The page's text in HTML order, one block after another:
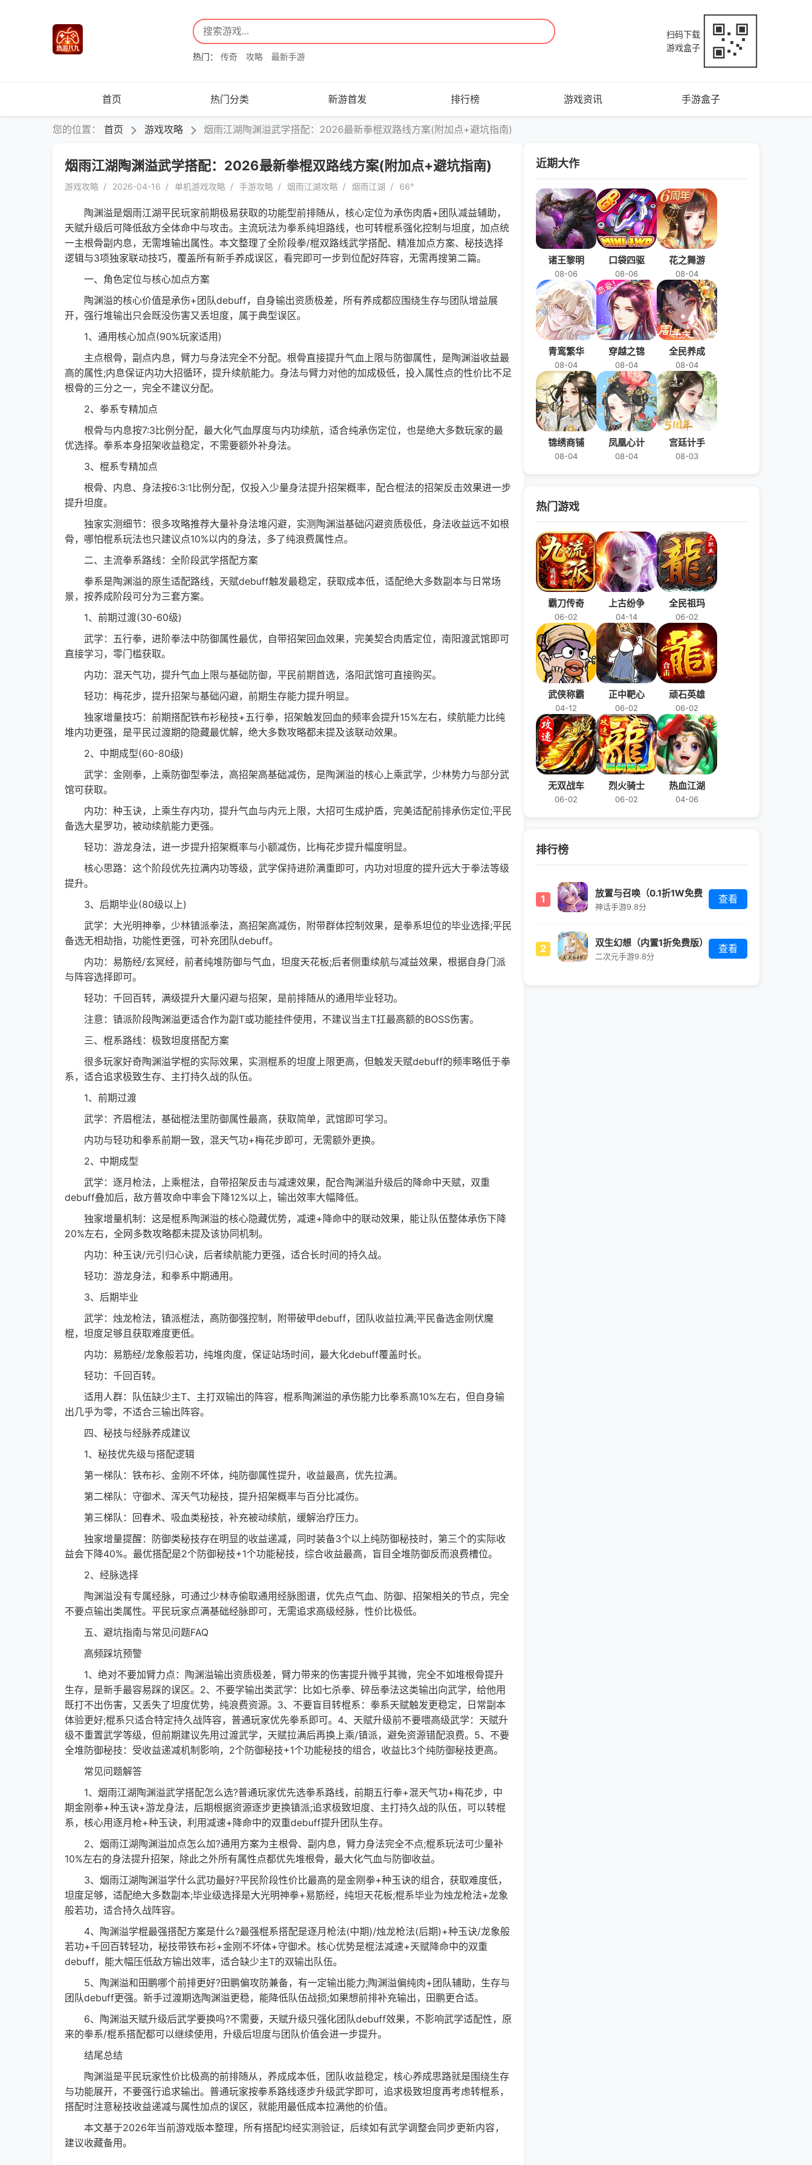
热门： 传奇 攻略 最新手游
扫码下载
游戏盒子
首页 热门分类 新游首发 排行榜 游戏资讯 手游盒子
您的位置： 首页 游戏攻略 烟雨江湖陶渊溢武学搭配：2026最新拳棍双路线方案(附加点+避坑指南)
烟雨江湖陶渊溢武学搭配：2026最新拳棍双路线方案(附加点+避坑指南)
游戏攻略 2026-04-16 单机游戏攻略 手游攻略 烟雨江湖攻略 烟雨江湖 66°
陶渊溢是烟雨江湖平民玩家前期极易获取的功能型前排随从，核心定位为承伤肉盾+团队减益辅助，
天赋升级后可降低敌方全体命中与攻击。主流玩法为拳系纯坦路线，也可转棍系强化控制与坦度，加点统
一主根骨副内息，无需堆输出属性。本文整理了全阶段拳/棍双路线武学搭配、精准加点方案、秘技选择
逻辑与3项独家联动技巧，覆盖所有新手养成误区，看完即可一步到位配好阵容，无需再搜第二篇。
一、角色定位与核心加点方案
陶渊溢的核心价值是承伤+团队debuff，自身输出资质极差，所有养成都应围绕生存与团队增益展
开，强行堆输出只会既没伤害又丢坦度，属于典型误区。
1、通用核心加点(90%玩家适用)
主点根骨，副点内息，臂力与身法完全不分配。根骨直接提升气血上限与防御属性，是陶渊溢收益最
高的属性;内息保证内功大招循环，提升续航能力。身法与臂力对他的加成极低，投入属性点的性价比不足
根骨的三分之一，完全不建议分配。
2、拳系专精加点
根骨与内息按7:3比例分配，最大化气血厚度与内功续航，适合纯承伤定位，也是绝大多数玩家的最
优选择。拳系本身招架收益稳定，不需要额外补身法。
3、棍系专精加点
根骨、内息、身法按6:3:1比例分配，仅投入少量身法提升招架概率，配合棍法的招架反击效果进一步
提升坦度。
独家实测细节：很多攻略推荐大量补身法堆闪避，实测陶渊溢基础闪避资质极低，身法收益远不如根
骨，哪怕棍系玩法也只建议点10%以内的身法，多了纯浪费属性点。
二、主流拳系路线：全阶段武学搭配方案
拳系是陶渊溢的原生适配路线，天赋debuff触发最稳定，获取成本低，适配绝大多数副本与日常场
景，按养成阶段可分为三套方案。
1、前期过渡(30-60级)
武学：五行拳，进阶拳法中防御属性最优，自带招架回血效果，完美契合肉盾定位，南阳渡武馆即可
直接学习，零门槛获取。
内功：混天气功，提升气血上限与基础防御，平民前期首选，洛阳武馆可直接购买。
轻功：梅花步，提升招架与基础闪避，前期生存能力提升明显。
独家增量技巧：前期搭配铁布衫秘技+五行拳，招架触发回血的频率会提升15%左右，续航能力比纯
堆内功更强，是平民过渡期的隐藏最优解，绝大多数攻略都未提及该联动效果。
2、中期成型(60-80级)
武学：金刚拳，上乘防御型拳法，高招架高基础减伤，是陶渊溢的核心上乘武学，少林势力与部分武
馆可获取。
内功：种玉诀，上乘生存内功，提升气血与内元上限，大招可生成护盾，完美适配前排承伤定位;平民
备选大星罗功，被动续航能力更强。
轻功：游龙身法，进一步提升招架概率与小额减伤，比梅花步提升幅度明显。
核心思路：这个阶段优先拉满内功等级，武学保持进阶满重即可，内功对坦度的提升远大于拳法等级
提升。
3、后期毕业(80级以上)
武学：大光明神拳，少林镇派拳法，高招架高减伤，附带群体控制效果，是拳系坦位的毕业选择;平民
备选无相劫指，功能性更强，可补充团队debuff。
内功：易筋经/玄冥经，前者纯堆防御与气血，坦度天花板;后者侧重续航与减益效果，根据自身门派
与阵容选择即可。
轻功：千回百转，满级提升大量闪避与招架，是前排随从的通用毕业轻功。
注意：镇派阶段陶渊溢更适合作为副T或功能挂件使用，不建议当主T扛最高额的BOSS伤害。
三、棍系路线：极致坦度搭配方案
很多玩家好奇陶渊溢学棍的实际效果，实测棍系的坦度上限更高，但触发天赋debuff的频率略低于拳
系，适合追求极致生存、主打持久战的队伍。
1、前期过渡
武学：齐眉棍法，基础棍法里防御属性最高，获取简单，武馆即可学习。
内功与轻功和拳系前期一致，混天气功+梅花步即可，无需额外更换。
2、中期成型
武学：逐月枪法，上乘棍法，自带招架反击与减速效果，配合陶渊溢升级后的降命中天赋，双重
debuff叠加后，敌方普攻命中率会下降12%以上，输出效率大幅降低。
独家增量机制：这是棍系陶渊溢的核心隐藏优势，减速+降命中的联动效果，能让队伍整体承伤下降
20%左右，全网多数攻略都未提及该协同机制。
内功：种玉诀/元引归心诀，后者续航能力更强，适合长时间的持久战。
轻功：游龙身法，和拳系中期通用。
3、后期毕业
武学：烛龙枪法，镇派棍法，高防御强控制，附带破甲debuff，团队收益拉满;平民备选金刚伏魔
棍，坦度足够且获取难度更低。
内功：易筋经/龙象般若功，纯堆肉度，保证站场时间，最大化debuff覆盖时长。
轻功：千回百转。
适用人群：队伍缺少主T、主打双输出的阵容，棍系陶渊溢的承伤能力比拳系高10%左右，但自身输
出几乎为零，不适合三输出阵容。
四、秘技与经脉养成建议
1、秘技优先级与搭配逻辑
第一梯队：铁布衫、金刚不坏体，纯防御属性提升，收益最高，优先拉满。
第二梯队：守御术、浑天气功秘技，提升招架概率与百分比减伤。
第三梯队：回春术、吸血类秘技，补充被动续航，缓解治疗压力。
独家增量提醒：防御类秘技存在明显的收益递减，同时装备3个以上纯防御秘技时，第三个的实际收
益会下降40%。最优搭配是2个防御秘技+1个功能秘技，综合收益最高，盲目全堆防御反而浪费槽位。
2、经脉选择
陶渊溢没有专属经脉，可通过少林寺偷取通用经脉图谱，优先点气血、防御、招架相关的节点，完全
不要点输出类属性。平民玩家点满基础经脉即可，无需追求高级经脉，性价比极低。
五、避坑指南与常见问题FAQ
高频踩坑预警
1、绝对不要加臂力点：陶渊溢输出资质极差，臂力带来的伤害提升微乎其微，完全不如堆根骨提升
生存，是新手最容易踩的误区。2、不要学输出类武学：比如七杀拳、碎岳拳法这类输出向武学，给他用
既打不出伤害，又丢失了坦度优势，纯浪费资源。3、不要盲目转棍系：拳系天赋触发更稳定，日常副本
体验更好;棍系只适合特定持久战阵容，普通玩家优先拳系即可。4、天赋升级前不要喂高级武学：天赋升
级不重置武学等级，但前期建议先用过渡武学，天赋拉满后再换上乘/镇派，避免资源错配浪费。5、不要
全堆防御秘技：受收益递减机制影响，2个防御秘技+1个功能秘技的组合，收益比3个纯防御秘技更高。
常见问题解答
1、烟雨江湖陶渊溢武学搭配怎么选?普通玩家优先选拳系路线，前期五行拳+混天气功+梅花步，中
期金刚拳+种玉诀+游龙身法，后期根据资源逐步更换镇派;追求极致坦度、主打持久战的队伍，可以转棍
系，核心用逐月枪+种玉诀，利用减速+降命中的双重debuff提升团队生存。
2、烟雨江湖陶渊溢加点怎么加?通用方案为主根骨、副内息，臂力身法完全不点;棍系玩法可少量补
10%左右的身法提升招架，除此之外所有属性点都优先堆根骨，最大化气血与防御收益。
3、烟雨江湖陶渊溢学什么武功最好?平民阶段性价比最高的是金刚拳+种玉诀的组合，获取难度低，
坦度足够，适配绝大多数副本;毕业级选择是大光明神拳+易筋经，纯坦天花板;棍系毕业为烛龙枪法+龙象
般若功，适合持久战阵容。
4、陶渊溢学棍最强搭配方案是什么?最强棍系搭配是逐月枪法(中期)/烛龙枪法(后期)+种玉诀/龙象般
若功+千回百转轻功，秘技带铁布衫+金刚不坏体+守御术。核心优势是棍法减速+天赋降命中的双重
debuff，能大幅压低敌方输出效率，适合缺少主T的双输出队伍。
5、陶渊溢和田鹏哪个前排更好?田鹏偏攻防兼备，有一定输出能力;陶渊溢偏纯肉+团队辅助，生存与
团队debuff更强。新手过渡期选陶渊溢更稳，能降低队伍战损;如果想前排补充输出，田鹏更合适。
6、陶渊溢天赋升级后武学要换吗?不需要，天赋升级只强化团队debuff效果，不影响武学适配性，原
来的拳系/棍系搭配都可以继续使用，升级后坦度与团队价值会进一步提升。
结尾总结
陶渊溢是平民玩家性价比极高的前排随从，养成成本低，团队收益稳定，核心养成思路就是围绕生存
与功能展开，不要强行追求输出。普通玩家按拳系路线逐步升级武学即可，追求极致坦度再考虑转棍系，
搭配时注意秘技收益递减与属性加点的误区，就能用最低成本拉满他的价值。
本文基于2026年当前游戏版本整理，所有搭配均经实测验证，后续如有武学调整会同步更新内容，
建议收藏备用。
近期大作
诸王黎明
08-06
口袋四驱
08-06
花之舞游
08-04
青鸾繁华
08-04
穿越之锦
08-04
全民养成
08-04
锦绣商铺
08-04
凤凰心计
08-04
宫廷计手
08-03
热门游戏
霸刀传奇
06-02
上古纷争
04-14
全民祖玛
06-02
武侠称霸
04-12
正中靶心
06-02
顽石英雄
06-02
无双战车
06-02
烈火骑士
06-02
热血江湖
04-06
排行榜
1
放置与召唤（0.1折1W免费
版）
神话手游9.8分
查看
2 双生幻想（内置1折免费版）
二次元手游9.8分
查看